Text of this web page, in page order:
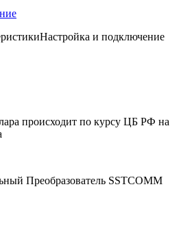
Настройка и подключение
происходит по курсу ЦБ РФ на
Преобразователь SSTCOMM